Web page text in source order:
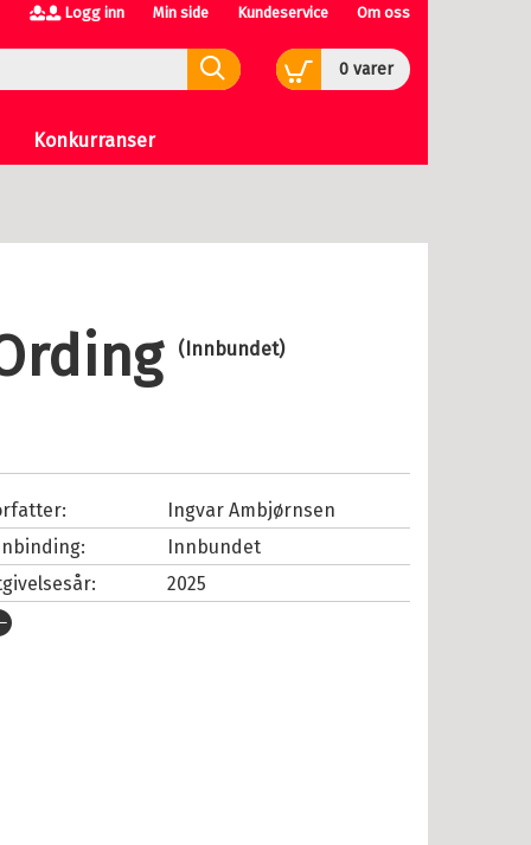
Logg inn Min side Kundeservice Om oss
0 varer
Konkurranser
(Innbundet)
Ingvar Ambjørnsen
Innbundet
2025